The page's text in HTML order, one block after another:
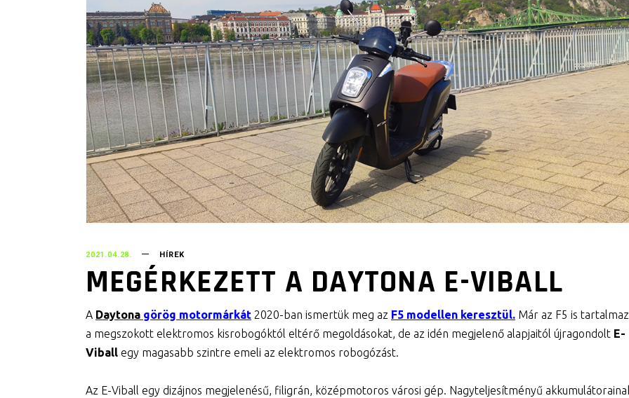
2021.04.28. HÍREK
MEGÉRKEZETT A DAYTONA E-VIBALL
A Daytona görög motormárkát 2020-ban ismertük meg az F5 modellen keresztül. Már az F5 is
a megszokott elektromos kisrobogóktól eltérő megoldásokat, de az idén megjelenő alapjaitól újragondolt E-
Viball egy magasabb szintre emeli az elektromos robogózást.
Az E-Viball egy dizájnos megjelenésű, filigrán, középmotoros városi gép. Nagyteljesítményű